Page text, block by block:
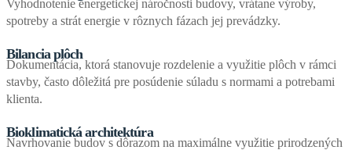
Vyhodnotenie energetickej náročnosti budovy, vrátane výroby,
spotreby a strát energie v rôznych fázach jej prevádzky.
Bilancia plôch
Dokumentácia, ktorá stanovuje rozdelenie a využitie plôch v rámci
stavby, často dôležitá pre posúdenie súladu s normami a potrebami
klienta.
Bioklimatická architektúra
Navrhovanie budov s dôrazom na maximálne využitie prirodzených